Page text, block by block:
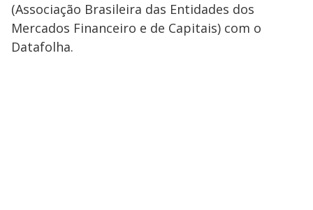
(Associação Brasileira das Entidades dos
Mercados Financeiro e de Capitais) com o
Datafolha.